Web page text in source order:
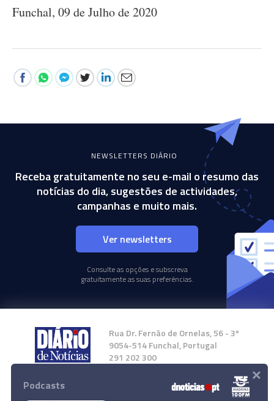
Funchal, 09 de Julho de 2020
NEWSLETTERS DIÁRIO
Receba gratuitamente no seu e-mail o resumo das
notícias do dia, sugestões de actividades,
campanhas e muito mais.
Ver newsletters
Consulte as opções e subscreva
gratuitamente as suas preferências.
Rua Dr. Fernão de Ornelas, 56 - 3º
9054-514 Funchal, Portugal
291 202 300
Instale a nossa App
Podcasts ×